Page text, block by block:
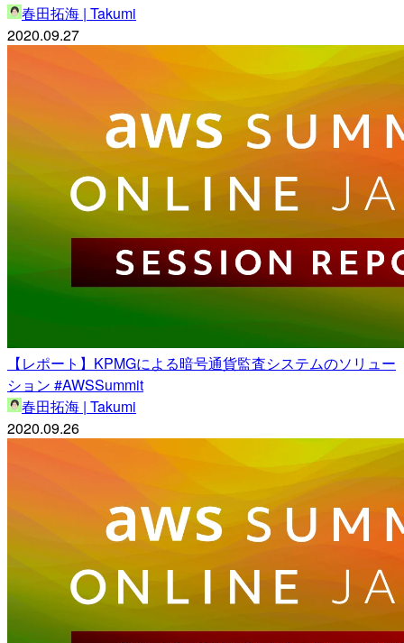
春田拓海 | Takumi
2020.09.27
【レポート】KPMGによる暗号通貨監査システムのソリュー
ション #AWSSummit
春田拓海 | Takumi
2020.09.26